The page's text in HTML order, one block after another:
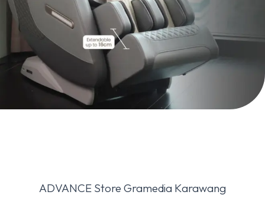
ADVANCE Store Gramedia Karawang